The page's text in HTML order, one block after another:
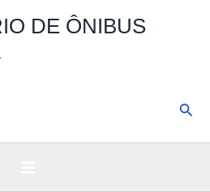
DE ÔNIBUS